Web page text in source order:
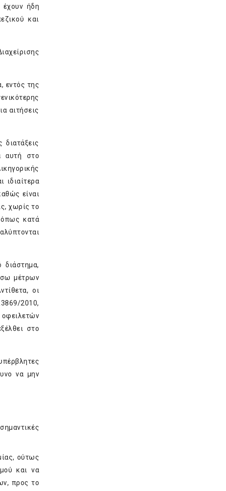
έχουν ήδη
και
εντός της
αιτήσεις
αυτή στο
ιδιαίτερα
είναι
χωρίς το
όπως κατά
μέτρων
οι
2010,
οφειλετών
στο
να μην
ούτως
και να
προς το